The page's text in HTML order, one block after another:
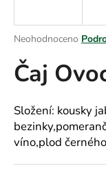
Průměrné
produktu
je
z
5
hvězdiček.
Neohodnoceno
Čaj
Složení: kousky
víno,plod
j
t